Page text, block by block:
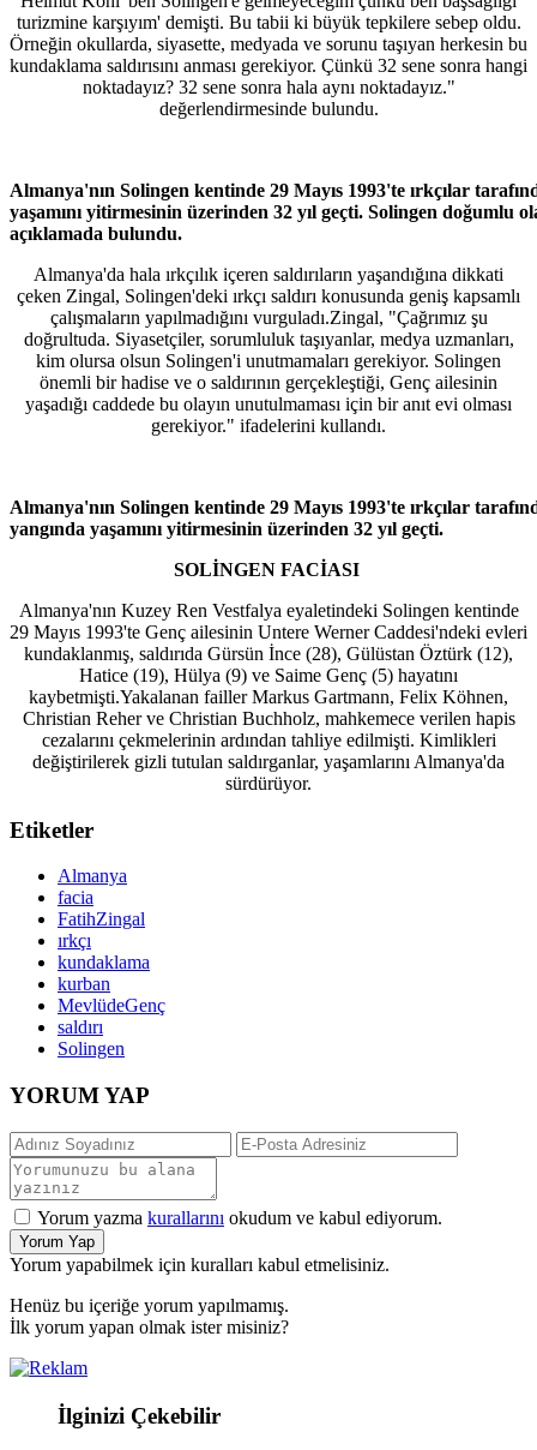
turizmine karşıyım' demişti. Bu tabii ki büyük tepkilere sebep oldu.
Örneğin okullarda, siyasette, medyada ve sorunu taşıyan herkesin bu
kundaklama saldırısını anması gerekiyor. Çünkü 32 sene sonra hangi
noktadayız? 32 sene sonra hala aynı noktadayız."
değerlendirmesinde bulundu.
Almanya'nın Solingen kentinde 29 Mayıs 1993'te ırkçılar
yaşamını yitirmesinin üzerinden 32 yıl geçti. Solingen
açıklamada bulundu.
Almanya'da hala ırkçılık içeren saldırıların yaşandığına dikkati
çeken Zingal, Solingen'deki ırkçı saldırı konusunda geniş kapsamlı
çalışmaların yapılmadığını vurguladı.Zingal, "Çağrımız şu
doğrultuda. Siyasetçiler, sorumluluk taşıyanlar, medya uzmanları,
kim olursa olsun Solingen'i unutmamaları gerekiyor. Solingen
önemli bir hadise ve o saldırının gerçekleştiği, Genç ailesinin
yaşadığı caddede bu olayın unutulmaması için bir anıt evi olması
gerekiyor." ifadelerini kullandı.
Almanya'nın Solingen kentinde 29 Mayıs 1993'te ırkçılar
yangında yaşamını yitirmesinin üzerinden 32 yıl geçti.
SOLİNGEN FACİASI
Almanya'nın Kuzey Ren Vestfalya eyaletindeki Solingen kentinde
29 Mayıs 1993'te Genç ailesinin Untere Werner Caddesi'ndeki evleri
kundaklanmış, saldırıda Gürsün İnce (28), Gülüstan Öztürk (12),
Hatice (19), Hülya (9) ve Saime Genç (5) hayatını
kaybetmişti.Yakalanan failler Markus Gartmann, Felix Köhnen,
Christian Reher ve Christian Buchholz, mahkemece verilen hapis
cezalarını çekmelerinin ardından tahliye edilmişti. Kimlikleri
değiştirilerek gizli tutulan saldırganlar, yaşamlarını Almanya'da
sürdürüyor.
Etiketler
Almanya
facia
FatihZingal
ırkçı
kundaklama
kurban
MevlüdeGenç
saldırı
Solingen
YORUM YAP
Yorum yazma kurallarını okudum ve kabul ediyorum.
Yorum Yap
Yorum yapabilmek için kuralları kabul etmelisiniz.
Henüz bu içeriğe yorum yapılmamış.
İlk yorum yapan olmak ister misiniz?
İlginizi Çekebilir